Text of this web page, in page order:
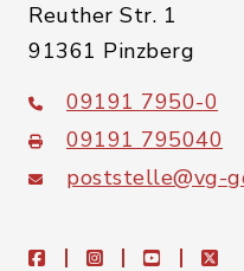
Reuther Str. 1
91361 Pinzberg
09191 7950-0
09191 795040
poststelle@vg-
facebookinstagramyoutubeX